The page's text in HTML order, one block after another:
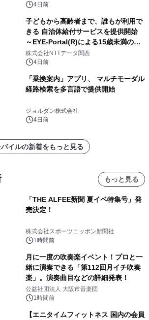
4日前
子どもから高齢者まで、誰もが利用で
きる 自治体給付サービスを提供開始
～EYE-Portal(R)による15歳未満の本
人認証と デジタルデバイド対策で実現
～
株式会社NTTデータ関西
4日前
「乗換案内」アプリ、 マルチモーダル
経路検索を多言語で提供開始
ジョルダン株式会社
4日前
バイルの新着をもっと見る
もっと見る
「THE ALFEE新聞 夏イベ特集号」発
売決定！
株式会社スポーツニッポン新聞社
1時間前
月に一度の吹奏楽イベント！プロと一
緒に演奏できる「第112回月イチ吹奏
楽」。演奏曲目などの詳細発表！
公益社団法人 大阪市音楽団
1時間前
【エニタイムフィットネス 国内の会員